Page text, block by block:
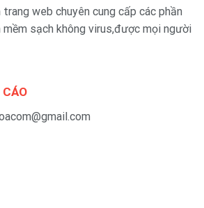
web chuyên cung cấp các phần
mềm sạch không virus,được mọi người